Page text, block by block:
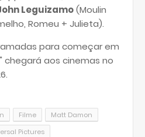
Leguizamo(Moulin
Romeu + Julieta).
para começar em
chegará aos cinemas no
Filme
Matt Damon
Pictures